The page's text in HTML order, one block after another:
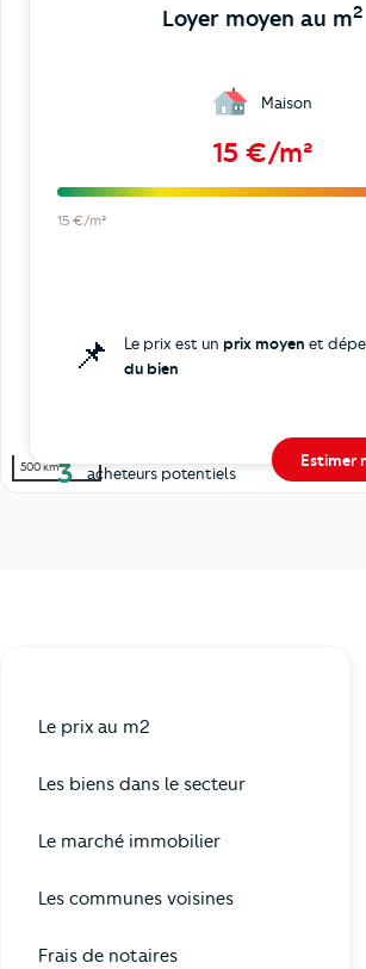
Loyer moyen au m2
Maison
15 €/m²
15 €/m²
📌 Le prix est un prix moyen et
du bien
3 acheteurs potentiels
Estimer
500 km
Le prix au m2
Les biens dans le secteur
Le marché immobilier
Les communes voisines
Frais de notaires